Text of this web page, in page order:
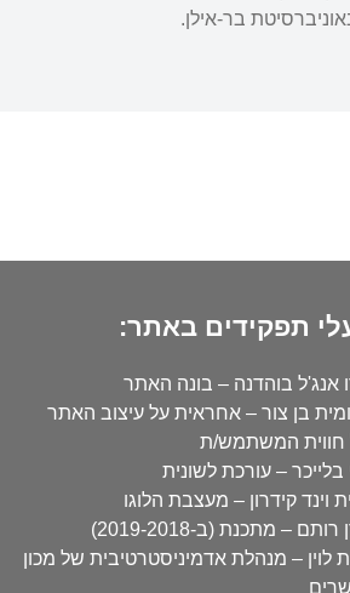
בר-אילן.
תפקידים באתר:
אנג'ל בוהדנה – בונה האתר
בן צור – אחראית על עיצוב האתר
חווית המשתמש/ת
בלייכר – עורכת לשונית
וינד קידרון – מעצבת הלוגו
רותם – מתכנת (ב-2019-2018)
לוין – מנהלת אדמיניסטרטיבית של מכון